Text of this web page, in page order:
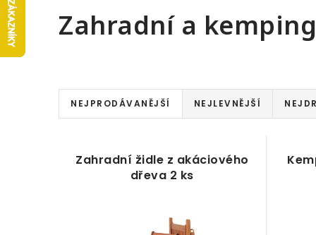
Zahradní a
Ř
a
NEJPRODÁVANĚJŠÍ NEJLEVNĚJŠÍ
Zahradní židle z akáciového
dřeva 2 ks